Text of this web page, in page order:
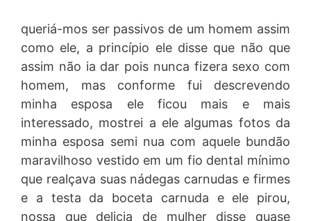
queriá-mos ser passivos de um homem assim
como ele, a princípio ele disse que não que
assim não ia dar pois nunca fizera sexo com
homem, mas conforme fui descrevendo
minha esposa ele ficou mais e mais
interessado, mostrei a ele algumas fotos da
minha esposa semi nua com aquele bundão
maravilhoso vestido em um fio dental mínimo
que realçava suas nádegas carnudas e firmes
e a testa da boceta carnuda e ele pirou,
nossa que delicia de mulher disse quase